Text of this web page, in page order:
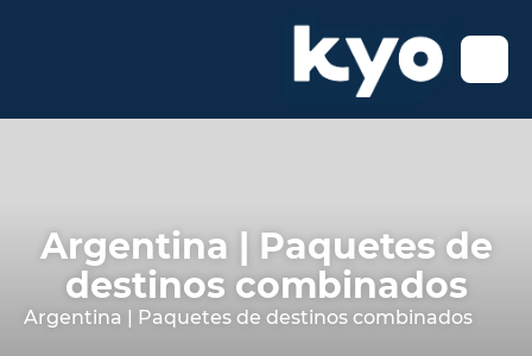
Argentina | Paquetes de
destinos combinados
Argentina | Paquetes de destinos combinados